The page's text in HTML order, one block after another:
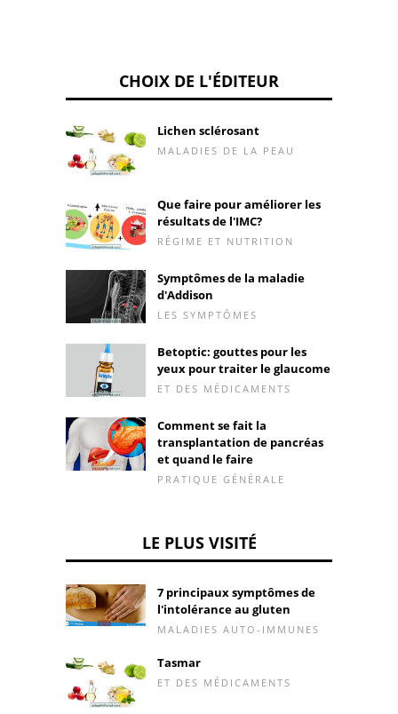
CHOIX DE L'ÉDITEUR
Lichen sclérosant
MALADIES DE LA PEAU
Que faire pour améliorer les
résultats de l'IMC?
RÉGIME ET NUTRITION
Symptômes de la maladie
d'Addison
LES SYMPTÔMES
Betoptic: gouttes pour les
yeux pour traiter le glaucome
ET DES MÉDICAMENTS
Comment se fait la
transplantation de pancréas
et quand le faire
PRATIQUE GÉNÉRALE
LE PLUS VISITÉ
7 principaux symptômes de
l'intolérance au gluten
MALADIES AUTO-IMMUNES
Tasmar
ET DES MÉDICAMENTS